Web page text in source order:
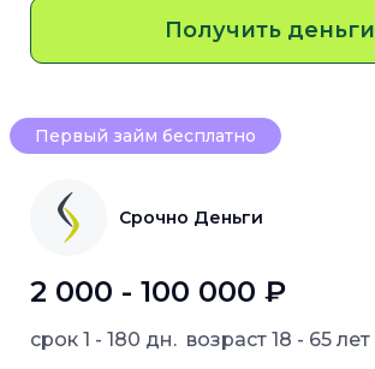
Получить деньги
Первый займ бесплатно
Срочно Деньги
2 000 - 100 000 ₽
срок 1 - 180 дн. возраст 18 - 65 лет